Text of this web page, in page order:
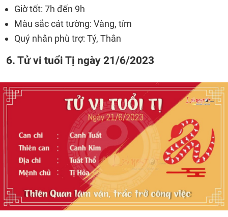
Giờ tốt: 7h đến 9h
Màu sắc cát tường: Vàng, tím
Quý nhân phù trợ: Tý, Thân
6. Tử vi tuổi Tị ngày 21/6/2023